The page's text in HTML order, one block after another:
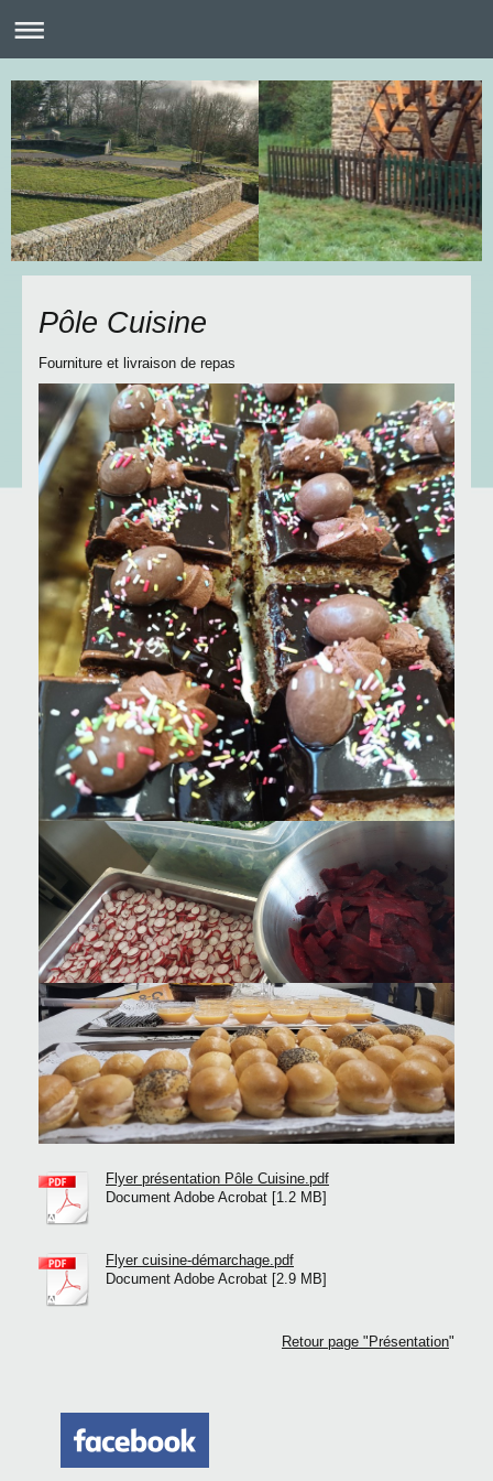
Pôle Cuisine
Fourniture et livraison de repas
Flyer présentation Pôle Cuisine.pdf
Document Adobe Acrobat [1.2 MB]
Flyer cuisine-démarchage.pdf
Document Adobe Acrobat [2.9 MB]
Retour page "Présentation"